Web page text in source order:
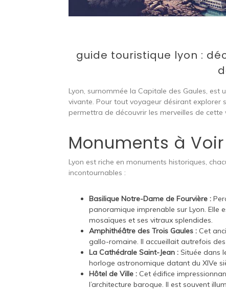
guide touristique lyon :
Lyon, surnommée la Capitale des Gaules, est
vivante. Pour tout voyageur désirant explorer
permettra de découvrir les merveilles de cette
Monuments à
Lyon est riche en monuments historiques,
incontournables :
Basilique Notre-Dame de Fourvière :
panoramique imprenable sur Lyon. Elle
mosaïques et ses vitraux splendides.
Amphithéâtre des Trois Gaules : Cet
gallo-romaine. Il accueillait autrefois
La Cathédrale Saint-Jean : Située dans
horloge astronomique datant du XIVe
Hôtel de Ville : Cet édifice
l’architecture baroque. Il est souvent